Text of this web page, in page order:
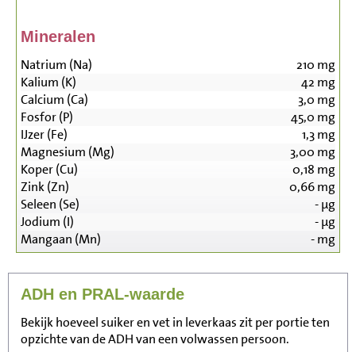
Mineralen
Natrium (Na) 210 mg
Kalium (K)
42 mg
Calcium (Ca)
3,0 mg
Fosfor (P)
45,0 mg
IJzer (Fe)
1,3mg
Magnesium (Mg)
3,00 mg
Koper (Cu)
0,18 mg
Zink (Zn)
0,66mg
Seleen (Se)
-µg
Jodium (I)
-µg
Mangaan (Mn)
-mg
ADH en PRAL-waarde
Bekijk hoeveel suiker en vet in leverkaas zit per portie ten
opzichte van de ADH van een volwassen persoon.